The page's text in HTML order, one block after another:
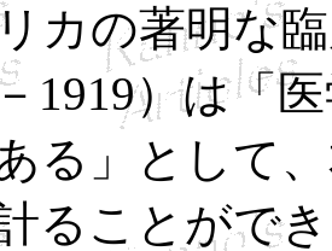
カの著明な
1919）は「
る」として
ることがで